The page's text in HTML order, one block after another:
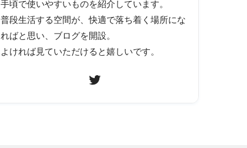
手頃で使いやすいものを紹介しています。
普段生活する空間が、快適で落ち着く場所にな
ればと思い、ブログを開設。
よければ見ていただけると嬉しいです。